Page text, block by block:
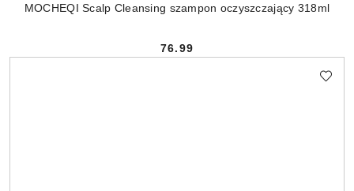
MOCHEQI Scalp Cleansing szampon oczyszczający 318ml
Cena:
76.99